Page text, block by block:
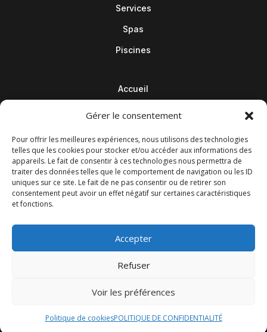
Gérer le consentement
Pour offrir les meilleures expériences, nous utilisons des technologies
telles que les cookies pour stocker et/ou accéder aux informations des
appareils. Le fait de consentir à ces technologies nous permettra de
traiter des données telles que le comportement de navigation ou les ID
uniques sur ce site. Le fait de ne pas consentir ou de retirer son
consentement peut avoir un effet négatif sur certaines caractéristiques
et fonctions.
Accepter
Refuser
Voir les préférences
Politique de cookiesPOLITIQUE DE CONFIDENTIALITÉ
Services
Spas
Piscines
Accueil
© M Development 2026– Mentions légales